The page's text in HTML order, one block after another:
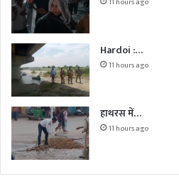
Hardoi :…
11 hours ago
हाथरस में…
11 hours ago